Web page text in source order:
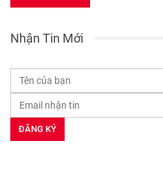
Nhận Tin Mới